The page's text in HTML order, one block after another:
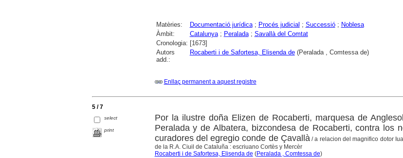
Matèries: Documentació jurídica; Procés judicial ; Successió; Noblesa
Àmbit:
Catalunya; Peralada; Savallà del Comtat
Cronologia: [1673]
Autors
add.:
Rocaberti i de Safortesa, Elisenda de(Peralada , Comtessa de)
Enllaç permanent a aquest registre
5 / 7
select
print
Por la ilustre doña Elizen de Rocaberti, marquesa de
Peralada y de Albatera, bizcondesa de Rocaberti, contra los
curadores del egregio conde de Çavallà/ a relacion del magnifico dotor
de la R.A. Ciuil de Cataluña : escriuano Cortès y Mercèr
Rocaberti i de Safortesa, Elisenda de (Peralada , Comtessa de)